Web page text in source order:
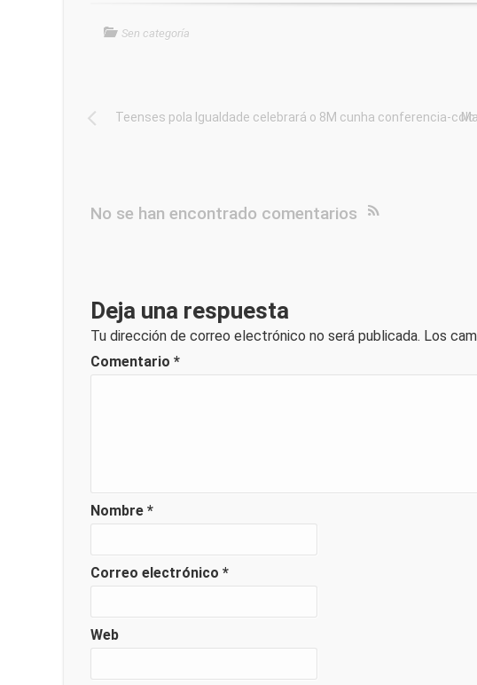
Sen categoría
Teenses pola Igualdade celebrará o 8M cunha conferencia-
No se han encontrado comentarios
Deja una respuesta
Tu dirección de correo electrónico no será publicada. Los
Comentario *
Nombre *
Correo electrónico *
Web